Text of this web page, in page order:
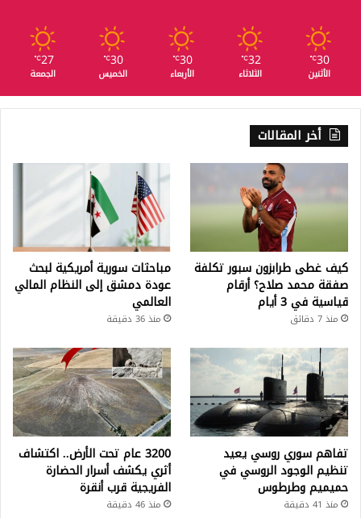
30
℃
الأثنين
32
℃
الثلاثاء
30
℃
الأربعاء
30
℃
الخميس
27
℃
الجمعة
أخر المقالات
كيف غطى طرابزون سبور تكلفة
صفقة محمد صلاح؟ أرقام
قياسية في 3 أيام
منذ 7 دقائق
مباحثات سورية أمريكية لبحث
عودة دمشق إلى النظام المالي
العالمي
منذ 36 دقيقة
تفاهم سوري روسي يعيد
تنظيم الوجود الروسي في
حميميم وطرطوس
منذ 41 دقيقة
3200 عام تحت الأرض.. اكتشاف
أثري يكشف أسرار الحضارة
الفريجية قرب أنقرة
منذ 46 دقيقة